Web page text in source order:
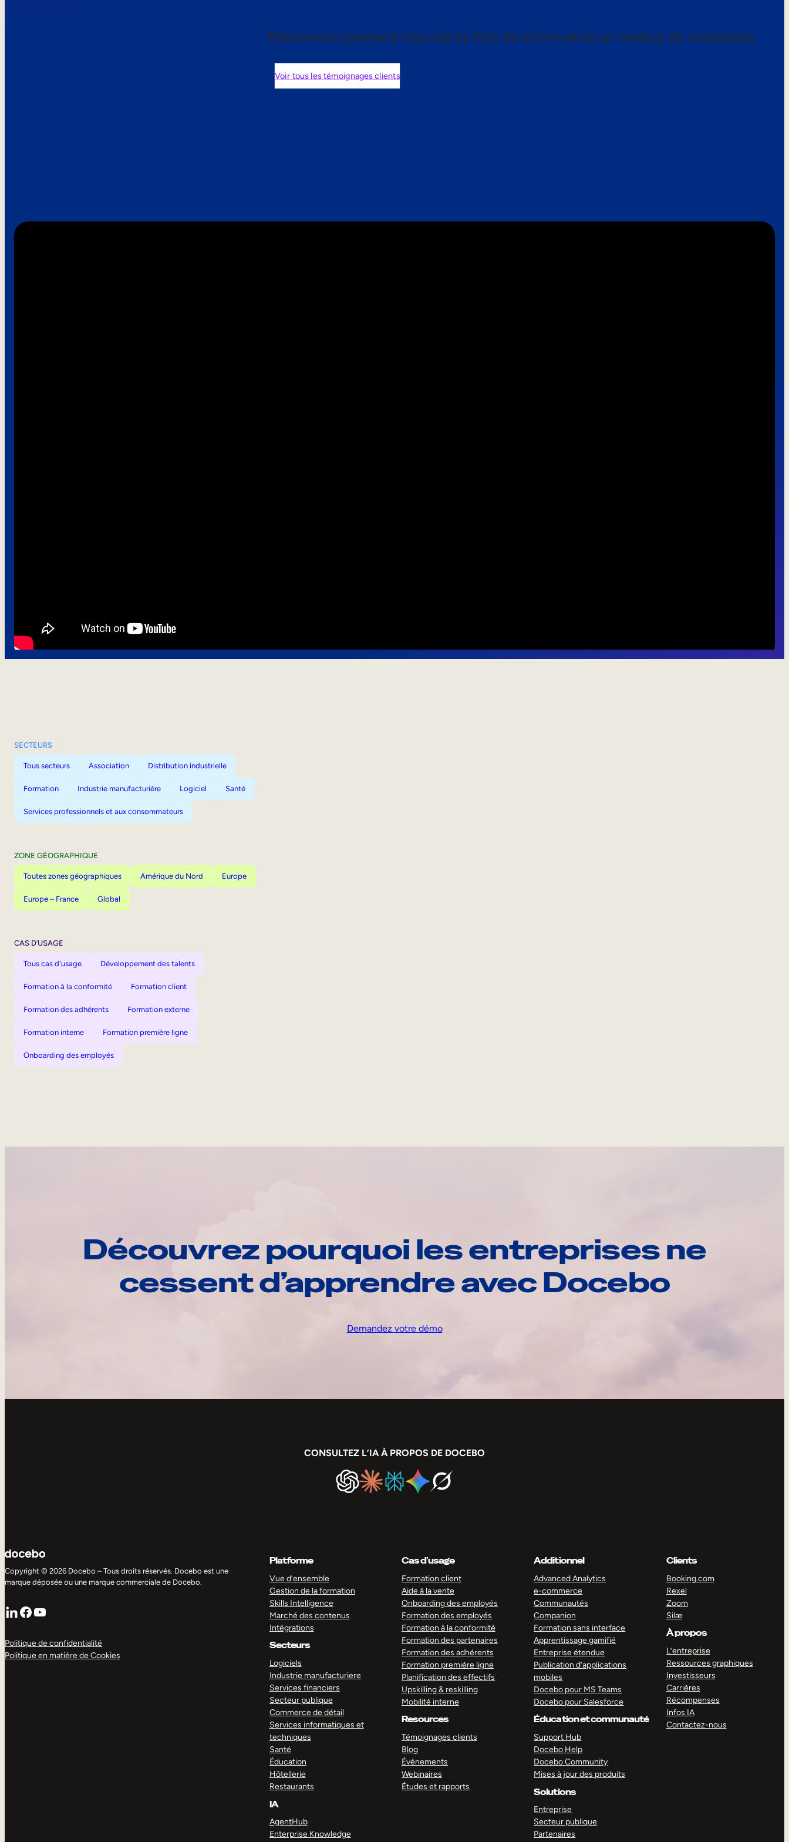
Découvrez comment nos clients font de la formation un moteur de croissance.
Voir tous les témoignages clients
SECTEURS
Tous secteurs Association Distribution industrielle
Formation Industrie manufacturière Logiciel Santé
Services professionnels et aux consommateurs
ZONE GÉOGRAPHIQUE
Toutes zones géographiques Amérique du Nord Europe
Europe – France Global
CAS D’USAGE
Tous cas d'usage Développement des talents
Formation à la conformité Formation client
Formation des adhérents Formation externe
Formation interne Formation première ligne
Onboarding des employés
Découvrez pourquoi les entreprises ne
cessent d’apprendre avec Docebo
Demandez votre démo
CONSULTEZ L’IA À PROPOS DE DOCEBO
Copyright © 2026 Docebo – Tous droits réservés. Docebo est une
marque déposée ou une marque commerciale de Docebo.
LinkedIn
Facebook
YouTube
Politique de confidentialité
Politique en matière de Cookies
Platforme
Vue d’ensemble
Gestion de la formation
Skills Intelligence
Marché des contenus
Intégrations
Secteurs
Logiciels
Industrie manufacturiere
Services financiers
Secteur publique
Commerce de détail
Services informatiques et
techniques
Santé
Éducation
Hôtellerie
Restaurants
IA
AgentHub
Enterprise Knowledge
Cas d’usage
Formation client
Aide à la vente
Onboarding des employés
Formation des employés
Formation à la conformité
Formation des partenaires
Formation des adhérents
Formation première ligne
Planification des effectifs
Upskilling & reskilling
Mobilité interne
Resources
Témoignages clients
Blog
Événements
Webinaires
Études et rapports
Additionnel
Advanced Analytics
e-commerce
Communautés
Companion
Formation sans interface
Apprentissage gamifié
Entreprise étendue
Publication d’applications
mobiles
Docebo pour MS Teams
Docebo pour Salesforce
Éducation et communauté
Support Hub
Docebo Help
Docebo Community
Mises à jour des produits
Solutions
Entreprise
Secteur publique
Partenaires
Clients
Booking.com
Rexel
Zoom
Silæ
À propos
L’entreprise
Ressources graphiques
Investisseurs
Carrières
Récompenses
Infos IA
Contactez-nous